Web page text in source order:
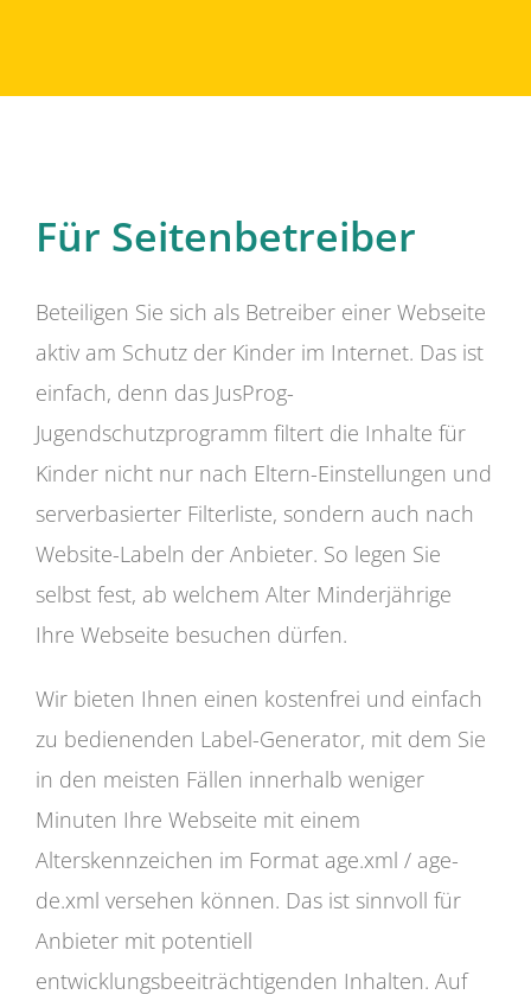
Für Seitenbetreiber
Beteiligen Sie sich als Betreiber einer Webseite
aktiv am Schutz der Kinder im Internet. Das ist
einfach, denn das JusProg-
Jugendschutzprogramm filtert die Inhalte für
Kinder nicht nur nach Eltern-Einstellungen und
serverbasierter Filterliste, sondern auch nach
Website-Labeln der Anbieter. So legen Sie
selbst fest, ab welchem Alter Minderjährige
Ihre Webseite besuchen dürfen.
Wir bieten Ihnen einen kostenfrei und einfach
zu bedienenden Label-Generator, mit dem Sie
in den meisten Fällen innerhalb weniger
Minuten Ihre Webseite mit einem
Alterskennzeichen im Format age.xml / age-
de.xml versehen können. Das ist sinnvoll für
Anbieter mit potentiell
entwicklungsbeeiträchtigenden Inhalten. Auf